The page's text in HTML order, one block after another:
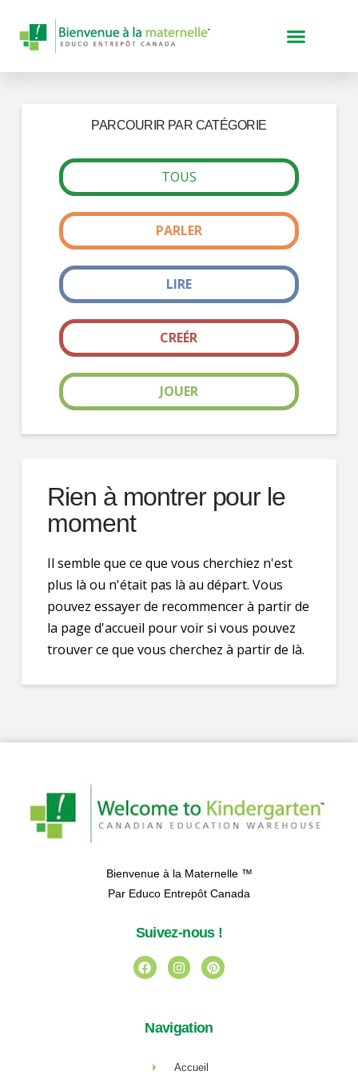
PARCOURIR PAR CATÉGORIE
TOUS
CREÉR
JOUER
LIRE
PARLER
Rien à montrer pour le
moment
Il semble que ce que vous cherchiez n'est
plus là ou n'était pas là au départ. Vous
pouvez essayer de recommencer à partir de
la page d'accueil pour voir si vous pouvez
trouver ce que vous cherchez à partir de là.
Bienvenue à la Maternelle ™
Par Educo Entrepôt Canada
Suivez-nous !
Navigation
Accueil